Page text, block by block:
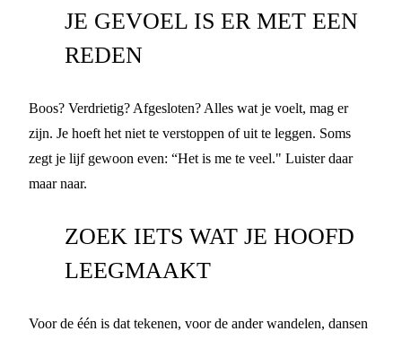
JE GEVOEL IS ER MET EEN
REDEN
Boos? Verdrietig? Afgesloten? Alles wat je voelt, mag er
zijn. Je hoeft het niet te verstoppen of uit te leggen. Soms
zegt je lijf gewoon even: “Het is me te veel." Luister daar
maar naar.
ZOEK IETS WAT JE HOOFD
LEEGMAAKT
Voor de één is dat tekenen, voor de ander wandelen, dansen